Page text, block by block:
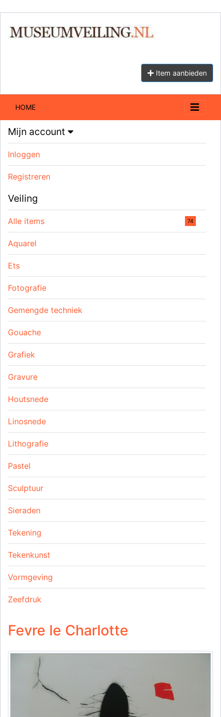
Item aanbieden
HOME
Mijn account
Inloggen
Registreren
Veiling
Alle items 74
Aquarel
Ets
Fotografie
Gemengde techniek
Gouache
Grafiek
Gravure
Houtsnede
Linosnede
Lithografie
Pastel
Sculptuur
Sieraden
Tekening
Tekenkunst
Vormgeving
Zeefdruk
Fevre le Charlotte